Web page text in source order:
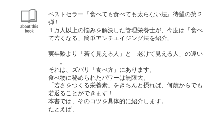
ベストセラー『食べても食べても太らない法』待望の第２
弾！
１万人以上の悩みを解決した管理栄養士が、今度は「食べ
て若くなる」簡単アンチエイジング法を紹介。
実年齢より「若く見える人」と「老けて見える人」の違い
――。
それは、ズバリ「食べ方」にあります。
食べ物に秘められたパワーは無限大。
「若さをつくる栄養素」をきちんと摂れば、何歳からでも
若返ることができます！
本書では、そのコツを具体的に紹介します。
たとえば、